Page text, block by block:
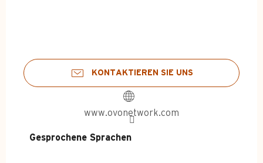
KONTAKTIEREN SIE UNS
www.ovonetwork.com
Gesprochene Sprachen
Gesprochene Sprachen